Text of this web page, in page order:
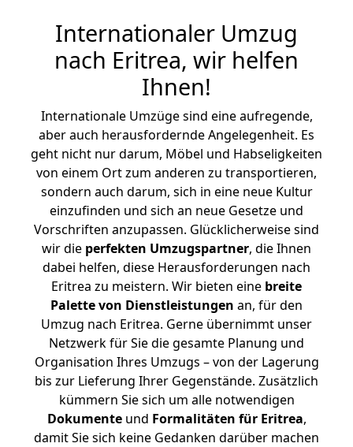
Internationaler Umzug
nach Eritrea, wir helfen
Ihnen!
Internationale Umzüge sind eine aufregende,
aber auch herausfordernde Angelegenheit. Es
geht nicht nur darum, Möbel und Habseligkeiten
von einem Ort zum anderen zu transportieren,
sondern auch darum, sich in eine neue Kultur
einzufinden und sich an neue Gesetze und
Vorschriften anzupassen. Glücklicherweise sind
wir die perfekten Umzugspartner, die Ihnen
dabei helfen, diese Herausforderungen nach
Eritrea zu meistern. Wir bieten eine breite
Palette von Dienstleistungen an, für den
Umzug nach Eritrea. Gerne übernimmt unser
Netzwerk für Sie die gesamte Planung und
Organisation Ihres Umzugs – von der Lagerung
bis zur Lieferung Ihrer Gegenstände. Zusätzlich
kümmern Sie sich um alle notwendigen
Dokumenteund Formalitäten für Eritrea,
damit Sie sich keine Gedanken darüber machen